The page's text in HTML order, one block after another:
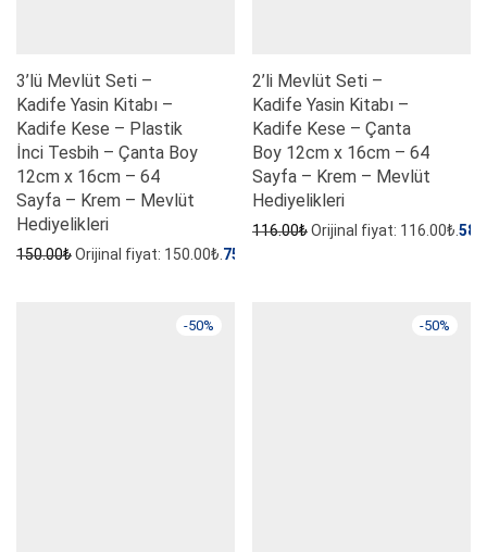
3’lü Mevlüt Seti –
Kadife Yasin Kitabı –
Kadife Kese – Plastik
İnci Tesbih – Çanta Boy
12cm x 16cm – 64
Sayfa – Krem – Mevlüt
Hediyelikleri
150.00₺Orijinal fiyat: 150.00₺.75.00
2’li Mevlüt Seti –
Kadife Yasin Kitabı –
Kadife Kese – Çanta
Boy 12cm x 16cm – 64
Sayfa – Krem – Mevlüt
Hediyelikleri
116.00₺Orijinal fiyat: 116.00₺.
-50% -50%